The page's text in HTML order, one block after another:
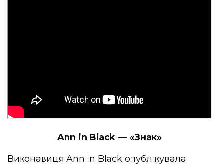
Ann in Black — «Знак»
Виконавиця Ann in Black опублікувала